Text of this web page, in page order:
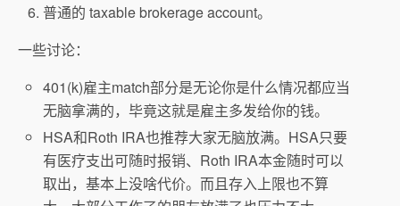
普通的 taxable brokerage account。
一些讨论：
401(k)雇主match部分是无论你是什么情况都应当
无脑拿满的，毕竟这就是雇主多发给你的钱。
HSA和Roth IRA也推荐大家无脑放满。HSA只要
有医疗支出可随时报销、Roth IRA本金随时可以
取出，基本上没啥代价。而且存入上限也不算